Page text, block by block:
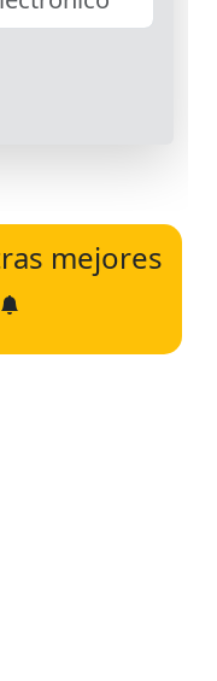
mejores